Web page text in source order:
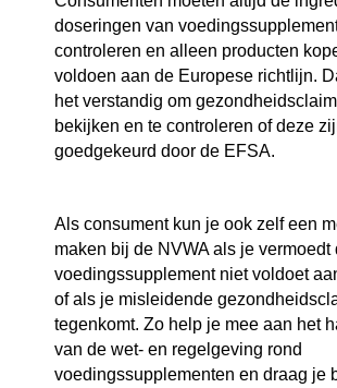
doseringen van
controleren en alleen producten
voldoen aan de Europese richtlijn.
het verstandig om
bekijken en te controleren of deze
goedgekeurd door de EFSA.
Als consument kun je ook zelf een
maken bij de NVWA als je vermoedt
voedingssupplement niet voldoet
of als je misleidende
tegenkomt. Zo help je mee aan het
van de wet- en regelgeving rond
voedingssupplementen en draag je